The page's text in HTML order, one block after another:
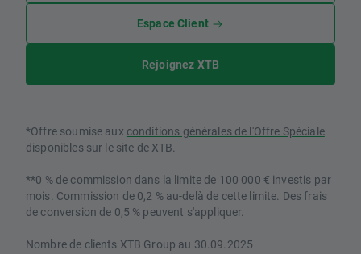
Espace Client
Rejoignez XTB
*Offre soumise aux conditions générales de l'Offre Spéciale
disponibles sur le site de XTB.
**0 % de commission dans la limite de 100 000 € investis par
mois. Commission de 0,2 % au-delà de cette limite. Des frais
de conversion de 0,5 % peuvent s'appliquer.
Nombre de clients XTB Group au 30.09.2025